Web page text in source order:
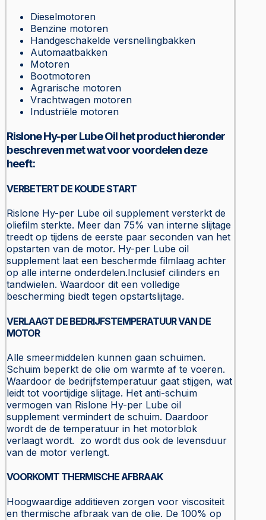
Dieselmotoren
Benzine motoren
Handgeschakelde versnellingbakken
Automaatbakken
Motoren
Bootmotoren
Agrarische motoren
Vrachtwagen motoren
Industriële motoren
Rislone Hy-per Lube Oil het product hieronder
beschreven met wat voor voordelen deze
heeft:
VERBETERT DE KOUDE START
Rislone Hy-per Lube oil supplement versterkt de
oliefilm sterkte. Meer dan 75% van interne slijtage
treedt op tijdens de eerste paar seconden van het
opstarten van de motor. Hy-per Lube oil
supplement laat een beschermde filmlaag achter
op alle interne onderdelen.Inclusief cilinders en
tandwielen. Waardoor dit een volledige
bescherming biedt tegen opstartslijtage.
VERLAAGT DE BEDRIJFSTEMPERATUUR VAN DE
MOTOR
Alle smeermiddelen kunnen gaan schuimen.
Schuim beperkt de olie om warmte af te voeren.
Waardoor de bedrijfstemperatuur gaat stijgen, wat
leidt tot voortijdige slijtage. Het anti-schuim
vermogen van Rislone Hy-per Lube oil
supplement vermindert de schuim. Daardoor
wordt de de temperatuur in het motorblok
verlaagt wordt. zo wordt dus ook de levensduur
van de motor verlengt.
VOORKOMT THERMISCHE AFBRAAK
Hoogwaardige additieven zorgen voor viscositeit
en thermische afbraak van de olie. De 100% op